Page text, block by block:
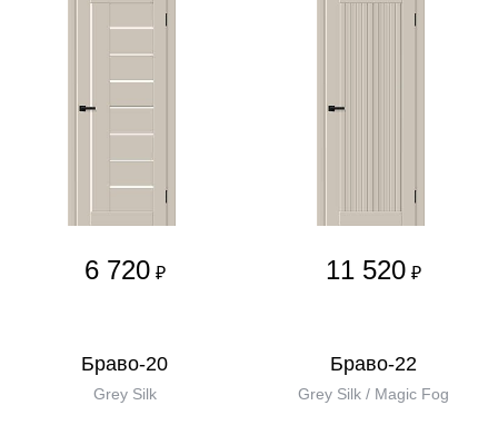
6 720 ₽ 11 520 ₽
Браво-20
Grey Silk
Браво-22
Grey Silk / Magic Fog